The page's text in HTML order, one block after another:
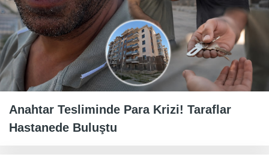
Anahtar Tesliminde Para Krizi! Taraflar
Hastanede Buluştu